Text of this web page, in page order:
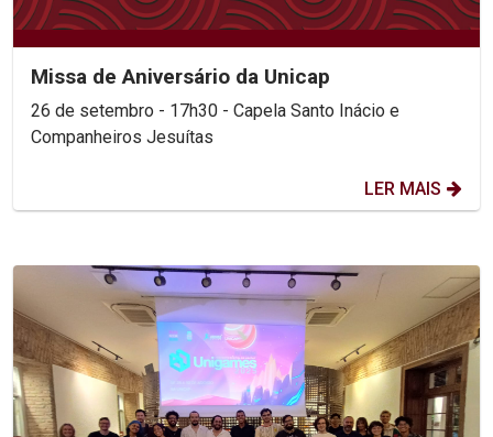
Missa de Aniversário da Unicap
26 de setembro - 17h30 - Capela Santo Inácio e
Companheiros Jesuítas
LER MAIS